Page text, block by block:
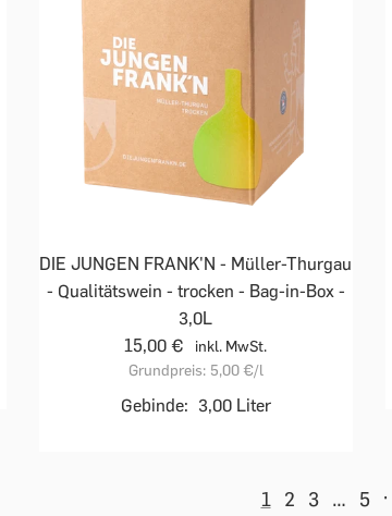
DIE JUNGEN FRANK'N - Müller-Thurgau
- Qualitätswein - trocken - Bag-in-Box -
3,0L
15,00 €
inkl. MwSt.
Grundpreis: 5,00 €/l
Gebinde: 3,00 Liter
1 2 3 … 5 ·